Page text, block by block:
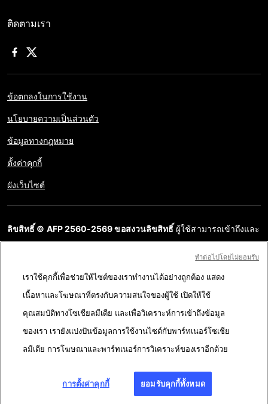
ติดตามเรา
ข้อตกลงในการใช้งาน
นโยบายความเป็นส่วนตัว
ข้อมูลทางกฎหมาย
ตั้งค่าคุกกี้
ผังเว็บไซต์
ลิขสิทธิ์ © AFP 2560-2569 ขอสงวนลิขสิทธิ์ ผู้ใช้สามารถเข้าถึงและ
นำเนื้อหาบนเว็บไซต์ของ AFP ไปเผยแพร่ต่อโดยไม่ได้รับอนุญาตก่อน
ในวัตถุประสงค์อื่น โดยเฉพาะการนำไปผลิตซ้ำ การใช้เพื่อสื่อสารกับ
สาธารณะ หรือการเผยแพร่เนื้อหาบนเว็บไซต์ ทั้งในบางส่วนหรือ
ทั้งหมด โดย AFP ไม่ได้รับสิทธิ์ใดๆ จากเจ้าของลิขสิทธิ์สำหรับเนื้อหา
ของบุคคลที่สามนี้และจะไม่รับผิดชอบใดๆ ในเรื่องนี้ AFP และ
สัญลักษณ์เป็นเครื่องหมายที่ได้รับการจดทะเบียนการค้า
เราใช้คุกกี้เพื่อช่วยให้ไซต์ของเราทำงานได้อย่างถูกต้อง แสดง
เนื้อหาและโฆษณาที่ตรงกับความสนใจของผู้ใช้ เปิดให้ใช้
คุณสมบัติทางโซเชียลมีเดีย และเพื่อวิเคราะห์การเข้าถึงข้อมูล
ของเรา เรายังแบ่งปันข้อมูลการใช้งานไซต์กับพาร์ทเนอร์โซเชีย
ลมีเดีย การโฆษณาและพาร์ทเนอร์การวิเคราะห์ของเราอีกด้วย
การตั้งค่าคุกกี้ ยอมรับคุกกี้ทั้งหมด
ทําต่อไปโดยไม่ยอมรับ